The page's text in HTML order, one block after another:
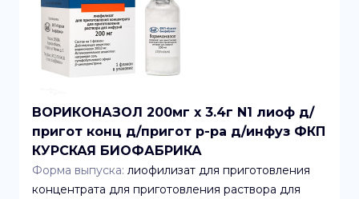
ВОРИКОНАЗОЛ 200мг x 3.4г N1 лиоф д/
пригот конц д/пригот р-ра д/инфуз ФКП
КУРСКАЯ БИОФАБРИКА
Форма выпуска: лиофилизат для приготовления
концентрата для приготовления раствора для